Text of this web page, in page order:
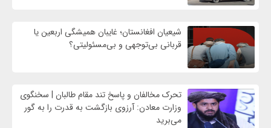
شیعیان افغانستان؛ غایبان همیشگی اربعین یا
قربانی بی‌توجهی و بی‌مسئولیتی؟
تحرک مخالفان و پاسخ تند مقام طالبان | سخنگوی
وزارت معادن: آرزوی بازگشت به قدرت را به گور
می‌برید